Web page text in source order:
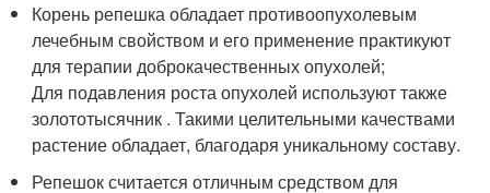
Корень репешка обладает противоопухолевым
лечебным свойством и его применение практикуют
для терапии доброкачественных опухолей;
Для подавления роста опухолей используют также
золототысячник . Такими целительными качествами
растение обладает, благодаря уникальному составу.
Репешок считается отличным средством для